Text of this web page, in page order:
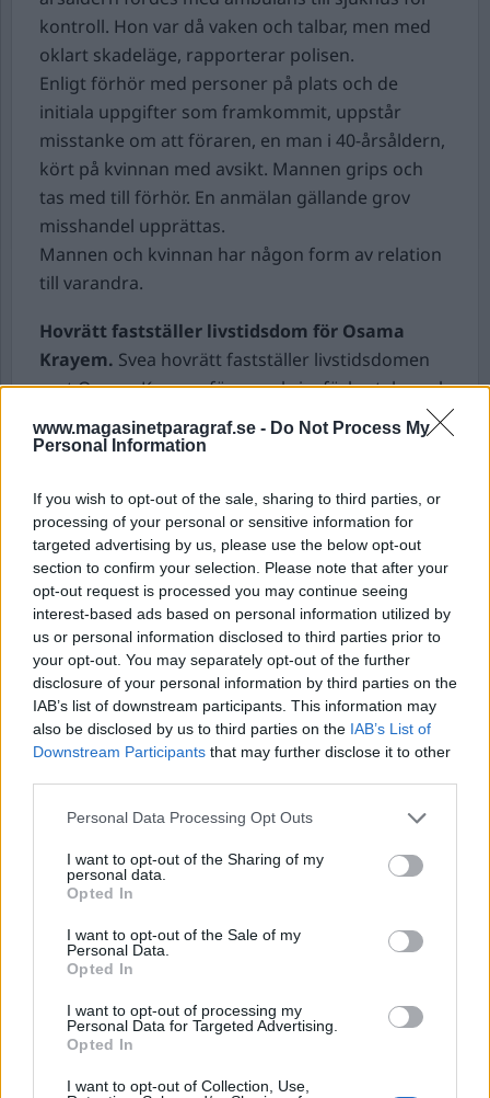
www.magasinetparagraf.se - Do Not Process My
Personal Information
If you wish to opt-out of the sale, sharing to third parties, or
processing of your personal or sensitive information for
targeted advertising by us, please use the below opt-out
section to confirm your selection. Please note that after your
opt-out request is processed you may continue seeing
interest-based ads based on personal information utilized by
us or personal information disclosed to third parties prior to
your opt-out. You may separately opt-out of the further
disclosure of your personal information by third parties on the
IAB’s list of downstream participants. This information may
also be disclosed by us to third parties on the IAB’s List of
Downstream Participants that may further disclose it to other
Personal Data Processing Opt Outs
I want to opt-out of the Sharing of my
personal data.
Opted In
I want to opt-out of the Sale of my
Personal Data.
Opted In
I want to opt-out of processing my
Personal Data for Targeted Advertising.
Opted In
I want to opt-out of Collection, Use,
kontroll. Hon var då vaken och talbar, men med
oklart skadeläge, rapporterar polisen.
Enligt förhör med personer på plats och de
initiala uppgifter som framkommit, uppstår
misstanke om att föraren, en man i 40-årsåldern,
kört på kvinnan med avsikt. Mannen grips och
tas med till förhör. En anmälan gällande grov
misshandel upprättas.
Mannen och kvinnan har någon form av relation
till varandra.
Hovrätt fastställer livstidsdom för Osama
Krayem. Svea hovrätt fastställer livstidsdomen
mot Osama Krayem för grov krigsförbrytelse och
terroristbrott till livstids fängelse.
”Hovrätten delar tingsrättens bedömningar att
att han agerat med uppsåt. Han ska därför
dömas för grov krigsförbrytelse och
terroristbrott”, säger rättens ordförande
hovrättsrådet Ingela Perklev i ett
pressmeddelande.
Osama Krayem dömdes i Stockholms tingsrätt
tidigare i år för inblandning i mordet på en
jordansk stridspilot som 2014 togs till fånga av IS
och sedan brändes ihjäl.
Krayem har medgett att han var på plats när
piloten Muath al-Kasasbeh brändes till döds, men
nekar till att han visste vad som skulle ske. Han
roll i terrordåd i Paris 2015 och Bryssel 2016.
män kopplade till den våldsamma gruppen ”Pedo
hunting Sweden” döms i Ångermanlands
tingsrätt för grov misshandel av en man i
närheten av Resecentrum i Örnsköldsvik.
brottsoffret till platsen via en dejtingapp. Där